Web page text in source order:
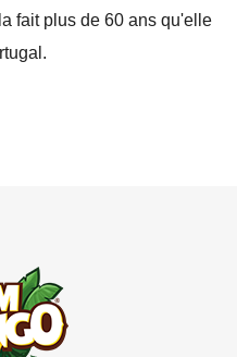
fait plus de 60 ans qu'elle